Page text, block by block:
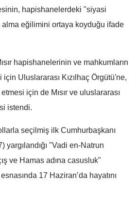
Tokat
Trabzon
Şanlıurfa
Uşak
Van
Yozgat
Zonguldak
hapishanelerdeki "siyasi
alma eğilimini ortaya koyduğu ifade
hapishanelerinin ve mahkumların
Uluslararası Kızılhaç Örgütü'ne,
için de Mısır ve uluslararası
istendi.
seçilmiş ilk Cumhurbaşkanı
yargılandığı "Vadi en-Natrun
ve Hamas adına casusluk"
17 Haziran’da hayatını